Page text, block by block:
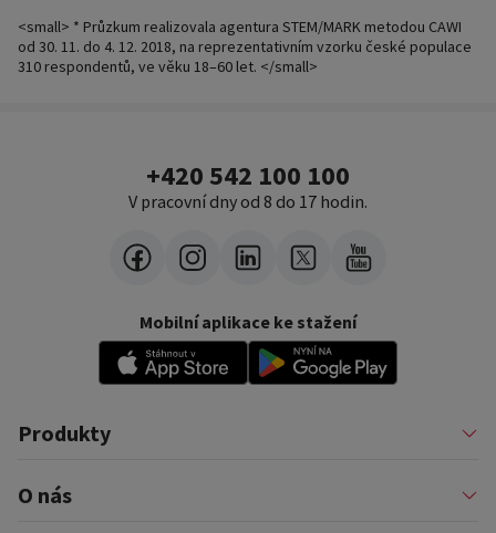
<small> * Průzkum realizovala agentura STEM/MARK metodou CAWI
od 30. 11. do 4. 12. 2018, na reprezentativním vzorku české populace
310 respondentů, ve věku 18–60 let. </small>
+420 542 100 100
V pracovní dny od 8 do 17 hodin.
Mobilní aplikace ke stažení
Produkty
Půjčky
Financování podnikatelů
O nás